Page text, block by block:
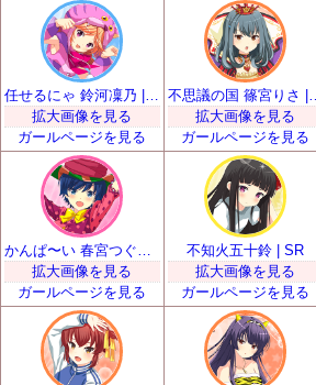
拡大画像を見る
ガールページを見る
不思議の国 篠宮りさ | SR
拡大画像を見る
ガールページを見る
拡大画像を見る
ガールページを見る
不知火五十鈴 | SR
拡大画像を見る
ガールページを見る